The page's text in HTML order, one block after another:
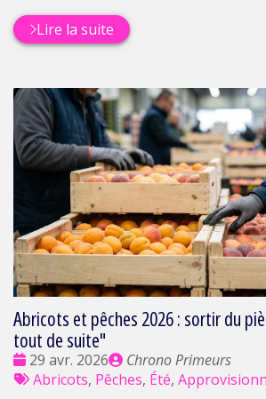
Lire la suite
Abricots et pêches 2026 : sortir du
tout de suite"
Date
:
29 avr. 2026
Publié
par
Chrono Primeurs
Tags
Abricots, Pêches, Été,